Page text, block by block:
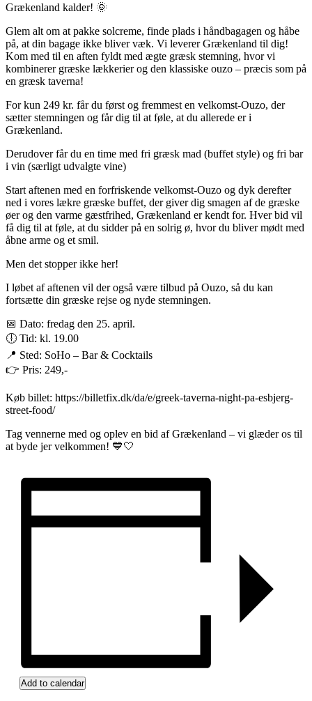
Grækenland kalder! 🌞
Glem alt om at pakke solcreme, finde plads i håndbagagen og håbe
på, at din bagage ikke bliver væk. Vi leverer Grækenland til dig!
Kom med til en aften fyldt med ægte græsk stemning, hvor vi
kombinerer græske lækkerier og den klassiske ouzo – præcis som på
en græsk taverna!
For kun 249 kr. får du først og fremmest en velkomst-Ouzo, der
sætter stemningen og får dig til at føle, at du allerede er i
Grækenland.
Derudover får du en time med fri græsk mad (buffet style) og fri bar
i vin (særligt udvalgte vine)
Start aftenen med en forfriskende velkomst-Ouzo og dyk derefter
ned i vores lækre græske buffet, der giver dig smagen af de græske
øer og den varme gæstfrihed, Grækenland er kendt for. Hver bid vil
få dig til at føle, at du sidder på en solrig ø, hvor du bliver mødt med
åbne arme og et smil.
Men det stopper ikke her!
I løbet af aftenen vil der også være tilbud på Ouzo, så du kan
fortsætte din græske rejse og nyde stemningen.
📅 Dato: fredag den 25. april.
🕕 Tid: kl. 19.00
📍 Sted: SoHo – Bar & Cocktails
👉 Pris: 249,-
Køb billet: https://billetfix.dk/da/e/greek-taverna-night-pa-esbjerg-
street-food/
Tag vennerne med og oplev en bid af Grækenland – vi glæder os til
at byde jer velkommen! 💙🤍
Add to calendar